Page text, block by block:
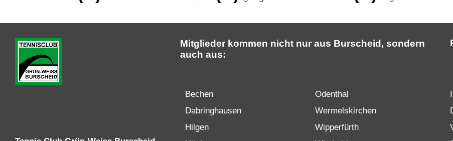
Mitglieder kommen nicht nur aus Burscheid, sondern
auch aus:
Bechen
Dabringhausen
Hilgen
Odenthal
Wermelskirchen
Wipperfürth